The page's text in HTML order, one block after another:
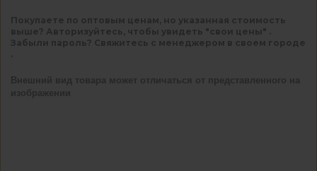
Покупаете по оптовым ценам, но указанная стоимость
выше? Авторизуйтесь, чтобы увидеть "свои цены" .
Забыли пароль? Свяжитесь с менеджером в своем городе
Внешний вид товара может отличаться от представленного на
изображении